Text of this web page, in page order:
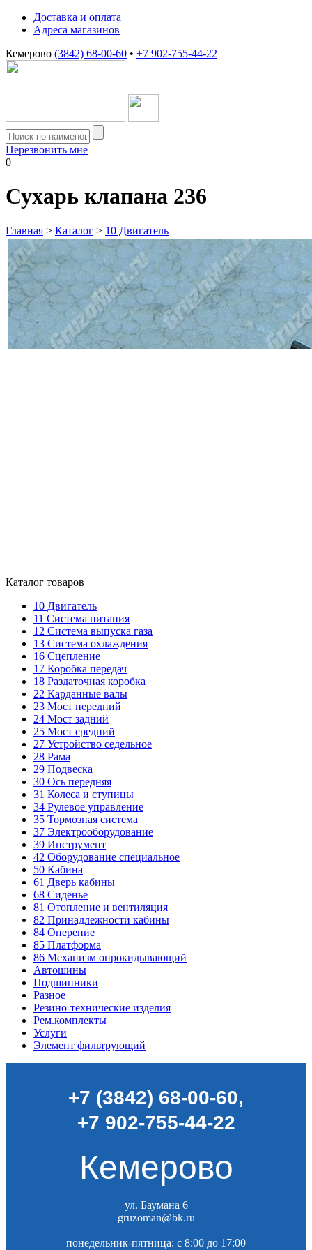
Доставка и оплата
Адреса магазинов
Кемерово (3842) 68-00-60 • +7 902-755-44-22
Перезвонить мне
0
Сухарь клапана 236
Главная > Каталог > 10 Двигатель
Каталог товаров
10 Двигатель
11 Система питания
12 Система выпуска газа
13 Система охлаждения
16 Сцепление
17 Коробка передач
18 Раздаточная коробка
22 Карданные валы
23 Мост передний
24 Мост задний
25 Мост средний
27 Устройство седельное
28 Рама
29 Подвеска
30 Ось передняя
31 Колеса и ступицы
34 Рулевое управление
35 Тормозная система
37 Электрооборудование
39 Инструмент
42 Оборудование специальное
50 Кабина
61 Дверь кабины
68 Сиденье
81 Отопление и вентиляция
82 Принадлежности кабины
84 Оперение
85 Платформа
86 Механизм опрокидывающий
Автошины
Подшипники
Разное
Резино-технические изделия
Рем.комплекты
Услуги
Элемент фильтрующий
+7 (3842) 68-00-60,
+7 902-755-44-22
Кемерово
ул. Баумана 6
gruzoman@bk.ru
понедельник-пятница: c 8:00 до 17:00